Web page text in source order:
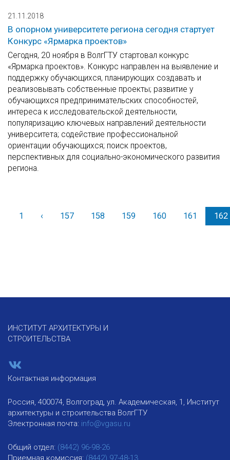
21.11.2018
В опорном университете региона сегодня стартует
Конкурс «Ярмарка проектов»
Сегодня, 20 ноября в ВолгГТУ стартовал конкурс
«Ярмарка проектов». Конкурс направлен на выявление и
поддержку обучающихся, планирующих создавать и
реализовывать собственные проекты; развитие у
обучающихся предпринимательских способностей,
интереса к исследовательской деятельности,
популяризацию ключевых направлений деятельности
университета; содействие профессиональной
ориентации обучающихся; поиск проектов,
перспективных для социально-экономического развития
региона.
1 ‹Назад157 158 159 160 161 162
ИНСТИТУТ АРХИТЕКТУРЫ И
СТРОИТЕЛЬСТВА
Контактная информация
Россия, 400074, Волгоград, ул. Академическая, 1, Институт
архитектуры и строительства ВолгГТУ
Электронная почта: info@vgasu.ru
Общий отдел: (8442) 96-98-26
Приемная комиссия: (8442) 97-48-13